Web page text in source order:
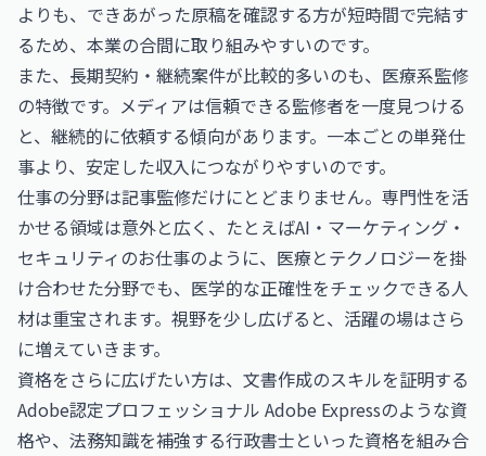
よりも、できあがった原稿を確認する方が短時間で完結す
るため、本業の合間に取り組みやすいのです。
また、長期契約・継続案件が比較的多いのも、医療系監修
の特徴です。メディアは信頼できる監修者を一度見つける
と、継続的に依頼する傾向があります。一本ごとの単発仕
事より、安定した収入につながりやすいのです。
仕事の分野は記事監修だけにとどまりません。専門性を活
かせる領域は意外と広く、たとえばAI・マーケティング・
セキュリティのお仕事のように、医療とテクノロジーを掛
け合わせた分野でも、医学的な正確性をチェックできる人
材は重宝されます。視野を少し広げると、活躍の場はさら
に増えていきます。
資格をさらに広げたい方は、文書作成のスキルを証明する
Adobe認定プロフェッショナル Adobe Expressのような資
格や、法務知識を補強する行政書士といった資格を組み合